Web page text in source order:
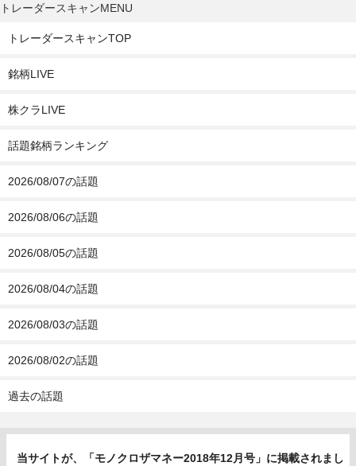
トレーダースキャンMENU
トレーダースキャンTOP
銘柄LIVE
株クラLIVE
話題銘柄ランキング
2026/08/07の話題
2026/08/06の話題
2026/08/05の話題
2026/08/04の話題
2026/08/03の話題
2026/08/02の話題
過去の話題
当サイトが、「モノクロザマネー2018年12月号」に掲載されまし